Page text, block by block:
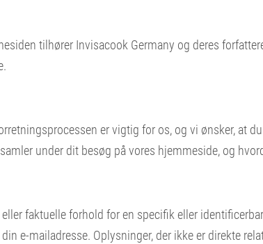
tilhører Invisacook Germany og deres
er vigtig for os, og vi ønsker, at
under dit besøg på vores hjemmeside, og
faktuelle forhold for en specifik eller
e-mailadresse. Oplysninger, der ikke er direkte